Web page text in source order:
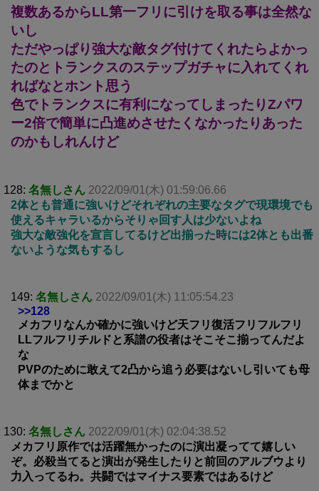
複数あるからLL第一フリに引けを取る事は全然な
いし
ただやっぱり強大な敵タグ付けてくれたらよかっ
たのとトランクスのステップガチャに入れてくれ
ればなとホント思う
色でトランクスに有利になってしまったりZパワ
ー2倍で簡単に凸進めさせたくなかったりあった
のかもしれんけど
128: 名無しさん 2022/09/01(木) 01:59:06.66
2体とも普通に強いけどそれぞれの主要なタグで現環境でも
使えるキャラいるからそりゃ回す人は少ないよね
強大な敵強化を宣言してるけど出揃った時には2体とも出番
ないような気もするし
149: 名無しさん 2022/09/01(木) 11:05:54.23
>>128
メカフリなんか確かに強いけど天フリ復活フリフルフリ
LLフルフリチルドと系譜の役者はそこそこ揃ってんだよ
な
PVPのために敢えて2凸から追う必要はないし引いても母
体までかと
130: 名無しさん 2022/09/01(木) 02:04:38.52
メカフリ原作では活躍無かったのに演出凝ってて嬉しい
ぞ。必殺当てると演出が発生したりと前回のアルブウより
力入ってるわ。共闘ではマイナス要素ではあるけど